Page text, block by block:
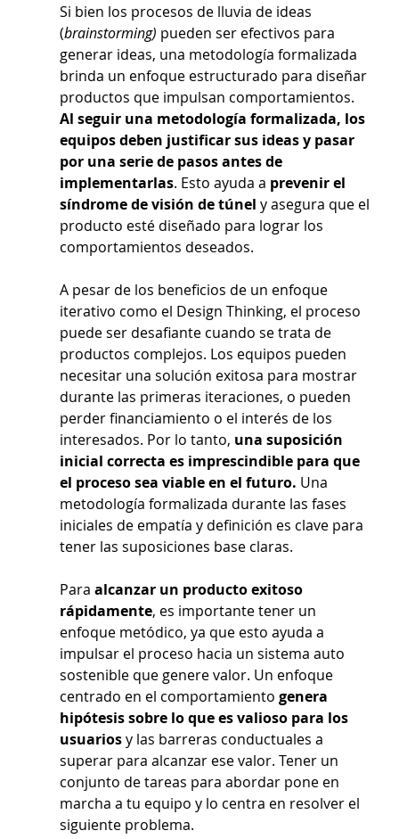
Si bien los procesos de lluvia de ideas
(brainstorming) pueden ser efectivos para
generar ideas, una metodología formalizada
brinda un enfoque estructurado para diseñar
productos que impulsan comportamientos.
Al seguir una metodología formalizada, los
equipos deben justificar sus ideas y pasar
por una serie de pasos antes de
implementarlas. Esto ayuda a prevenir el
síndrome de visión de túnel y asegura que el
producto esté diseñado para lograr los
comportamientos deseados.
A pesar de los beneficios de un enfoque
iterativo como el Design Thinking, el proceso
puede ser desafiante cuando se trata de
productos complejos. Los equipos pueden
necesitar una solución exitosa para mostrar
durante las primeras iteraciones, o pueden
perder financiamiento o el interés de los
interesados. Por lo tanto, una suposición
inicial correcta es imprescindible para que
el proceso sea viable en el futuro. Una
metodología formalizada durante las fases
iniciales de empatía y definición es clave para
tener las suposiciones base claras.
Para alcanzar un producto exitoso
rápidamente, es importante tener un
enfoque metódico, ya que esto ayuda a
impulsar el proceso hacia un sistema auto
sostenible que genere valor. Un enfoque
centrado en el comportamiento genera
hipótesis sobre lo que es valioso para los
usuarios y las barreras conductuales a
superar para alcanzar ese valor. Tener un
conjunto de tareas para abordar pone en
marcha a tu equipo y lo centra en resolver el
siguiente problema.